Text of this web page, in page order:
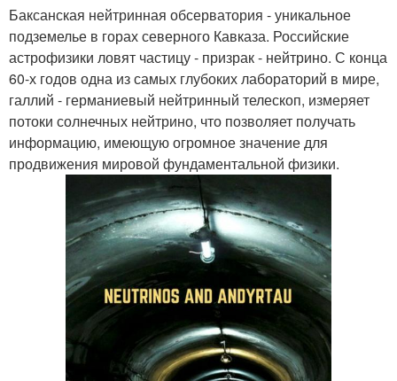
Баксанская нейтринная обсерватория - уникальное
подземелье в горах северного Кавказа. Российские
астрофизики ловят частицу - призрак - нейтрино. С конца
60-х годов одна из самых глубоких лабораторий в мире,
галлий - германиевый нейтринный телескоп, измеряет
потоки солнечных нейтрино, что позволяет получать
информацию, имеющую огромное значение для
продвижения мировой фундаментальной физики.